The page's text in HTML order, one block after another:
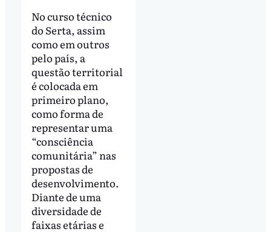
No curso técnico
do Serta, assim
como em outros
pelo país, a
questão territorial
é colocada em
primeiro plano,
como forma de
representar uma
“consciência
comunitária” nas
propostas de
desenvolvimento.
Diante de uma
diversidade de
faixas etárias e